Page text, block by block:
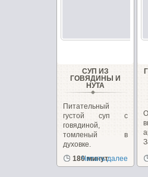
СУП ИЗ
ГОВЯДИНЫ И
НУТА
Питательный
густой суп с
говядиной,
томленый в
духовке.
180 минут
Читать далее